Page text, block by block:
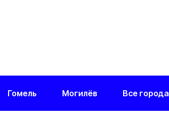
Гомель Могилёв Все города